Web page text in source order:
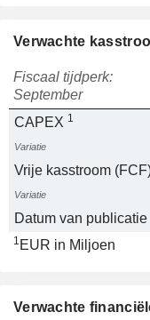
Verwachte
Fiscaal tijdperk:
September
CAPEX 1
Variatie
Vrije kasstroom
Variatie
Datum van publicatie
1 EUR in Miljoen
Verwachte